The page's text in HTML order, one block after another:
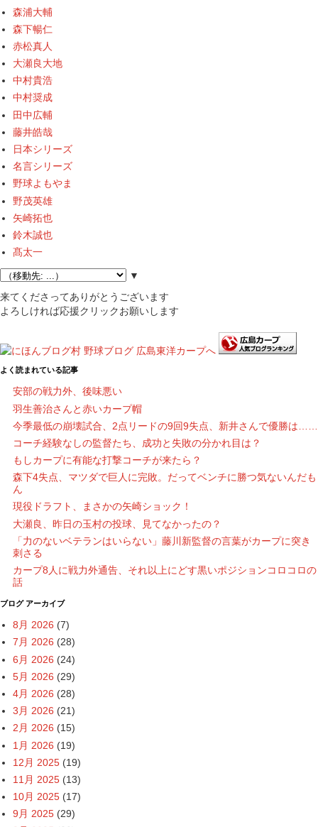
森浦大輔
森下暢仁
赤松真人
大瀬良大地
中村貴浩
中村奨成
田中広輔
藤井皓哉
日本シリーズ
名言シリーズ
野球よもやま
野茂英雄
矢崎拓也
鈴木誠也
髙太一
▼
来てくださってありがとうございます
よろしければ応援クリックお願いします
よく読まれている記事
安部の戦力外、後味悪い
羽生善治さんと赤いカープ帽
今季最低の崩壊試合、2点リードの9回9失点、新井さんで優勝は……
コーチ経験なしの監督たち、成功と失敗の分かれ目は？
もしカープに有能な打撃コーチが来たら？
森下4失点、マツダで巨人に完敗。だってベンチに勝つ気ないんだも
ん
現役ドラフト、まさかの矢崎ショック！
大瀬良、昨日の玉村の投球、見てなかったの？
「力のないベテランはいらない」藤川新監督の言葉がカープに突き
刺さる
カープ8人に戦力外通告、それ以上にどす黒いポジションコロコロの
話
ブログ アーカイブ
8月 2026 (7)
7月 2026 (28)
6月 2026 (24)
5月 2026 (29)
4月 2026 (28)
3月 2026 (21)
2月 2026 (15)
1月 2026 (19)
12月 2025 (19)
11月 2025 (13)
10月 2025 (17)
9月 2025 (29)